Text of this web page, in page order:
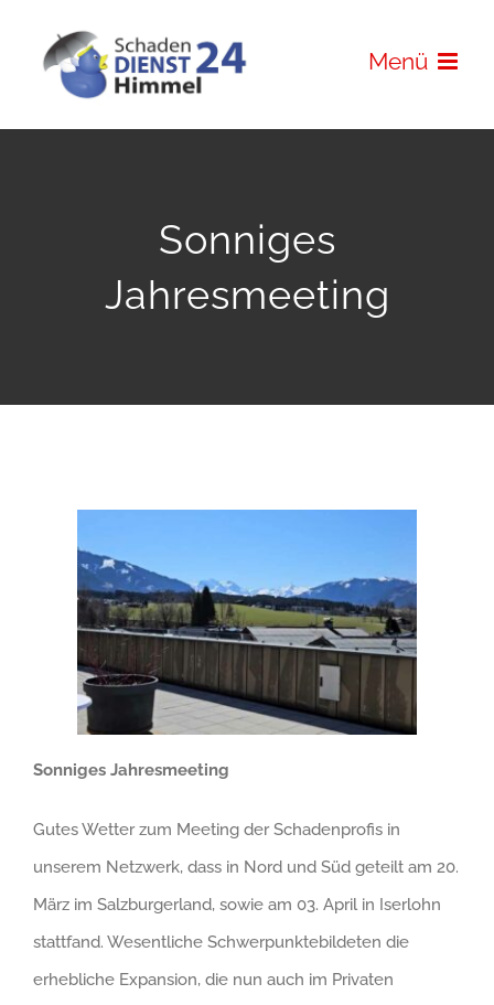
springen
Menü
Sonniges
Jahresmeeting
Sonniges Jahresmeeting
Gutes Wetter zum Meeting der Schadenprofis in
unserem Netzwerk, dass in Nord und Süd geteilt am 20.
März im Salzburgerland, sowie am 03. April in Iserlohn
stattfand. Wesentliche Schwerpunktebildeten die
erhebliche Expansion, die nun auch im Privaten